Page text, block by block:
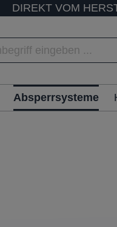
DIREKT VOM
Absperrsysteme